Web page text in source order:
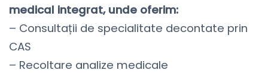
medical integrat, unde oferim:
– Consultații de specialitate decontate prin
CAS
– Recoltare analize medicale